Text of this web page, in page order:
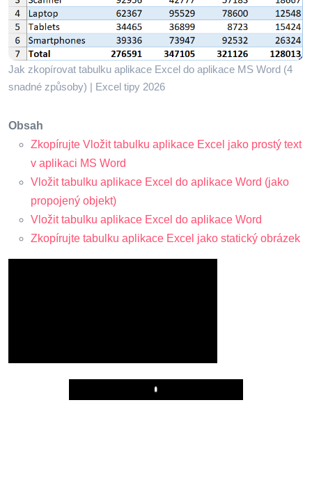
Jak zkopírovat tabulku aplikace Excel do aplikace MS Word (4
snadné způsoby) | Excel tipy 2026
Obsah
Zkopírujte Vložit tabulku aplikace Excel jako prostý text
v aplikaci MS Word
Vložit tabulku aplikace Excel do aplikace Word (jako
propojený objekt)
Vložit tabulku aplikace Excel do aplikace Word
Zkopírujte tabulku aplikace Excel jako statický obrázek
Play